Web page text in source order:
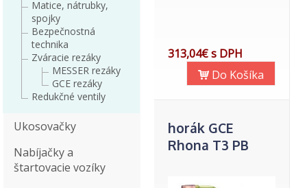
Matice, nátrubky,
spojky
Bezpečnostná
technika
Zváracie rezáky
MESSER rezáky
GCE rezáky
Redukčné ventily
Ukosovačky
Nabíjačky a
štartovacie vozíky
313,04€ s DPH
Do Košíka
horák GCE
Rhona T3 PB